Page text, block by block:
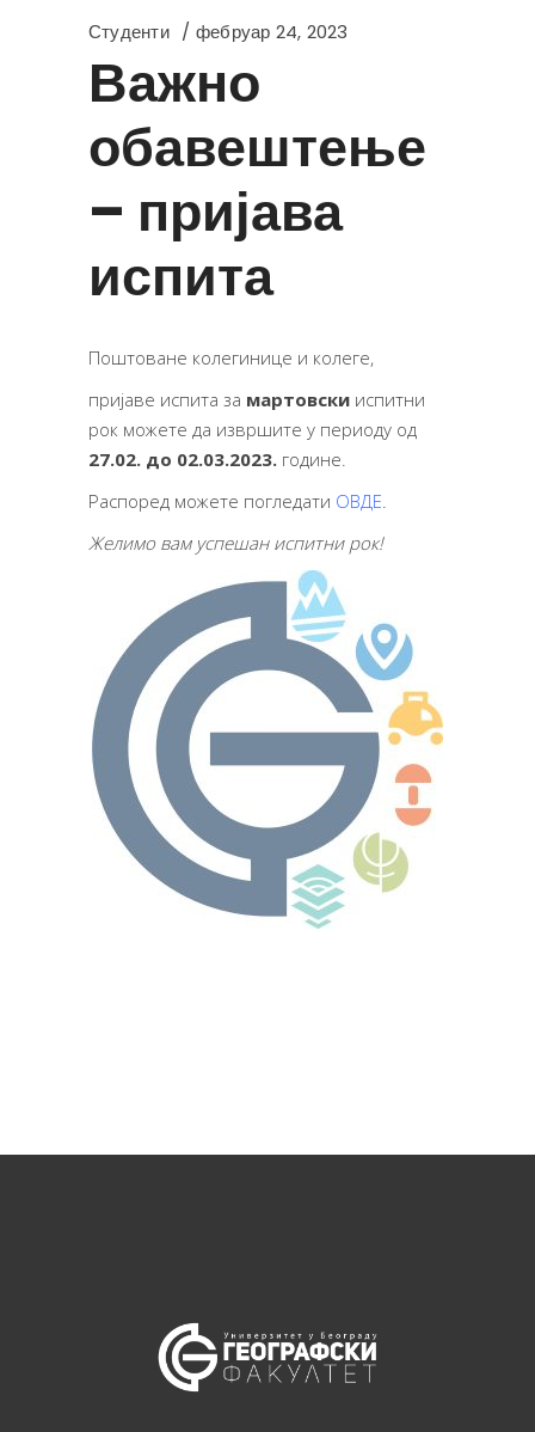
Студенти фебруар 24, 2023
Важно
обавештење
– пријава
испита
Поштоване колегинице и колеге,
пријаве испита за мартовски испитни
рок можете да извршите у периоду од
27.02. до 02.03.2023. године.
Распоред можете погледати ОВДЕ
Желимо вам успешан испитни рок!